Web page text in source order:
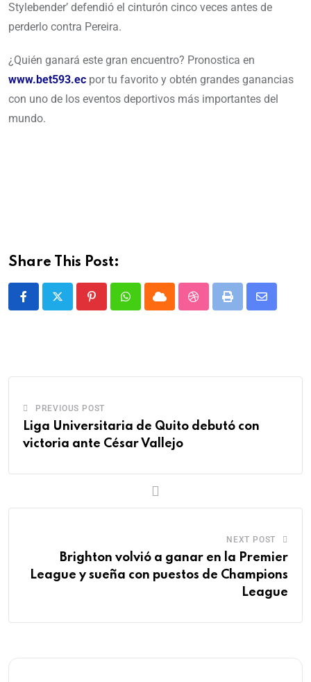
Stylebender’ defendió el cinturón cinco veces antes de
perderlo contra Pereira.
¿Quién ganará este gran encuentro? Pronostica en
www.bet593.ec por tu favorito y obtén grandes ganancias
con uno de los eventos deportivos más importantes del
mundo.
Share This Post:
PREVIOUS POST
Liga Universitaria de Quito debutó con
victoria ante César Vallejo
NEXT POST
Brighton volvió a ganar en la Premier
League y sueña con puestos de Champions
League